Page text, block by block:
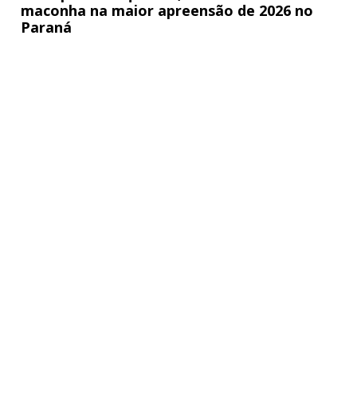
maconha na maior apreensão de 2026 no
Paraná